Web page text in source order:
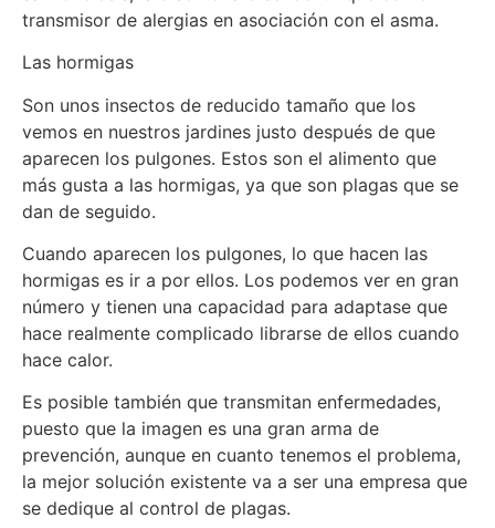
transmisor de alergias en asociación con el asma.
Las hormigas
Son unos insectos de reducido tamaño que los
vemos en nuestros jardines justo después de que
aparecen los pulgones. Estos son el alimento que
más gusta a las hormigas, ya que son plagas que se
dan de seguido.
Cuando aparecen los pulgones, lo que hacen las
hormigas es ir a por ellos. Los podemos ver en gran
número y tienen una capacidad para adaptase que
hace realmente complicado librarse de ellos cuando
hace calor.
Es posible también que transmitan enfermedades,
puesto que la imagen es una gran arma de
prevención, aunque en cuanto tenemos el problema,
la mejor solución existente va a ser una empresa que
se dedique al control de plagas.